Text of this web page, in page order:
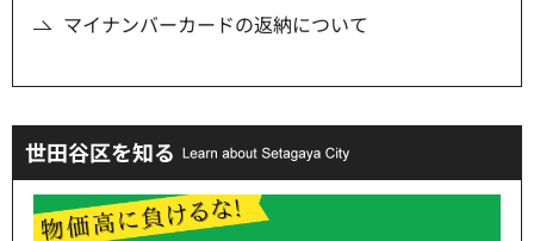
マイナンバーカードの返納について
世田谷区を知る